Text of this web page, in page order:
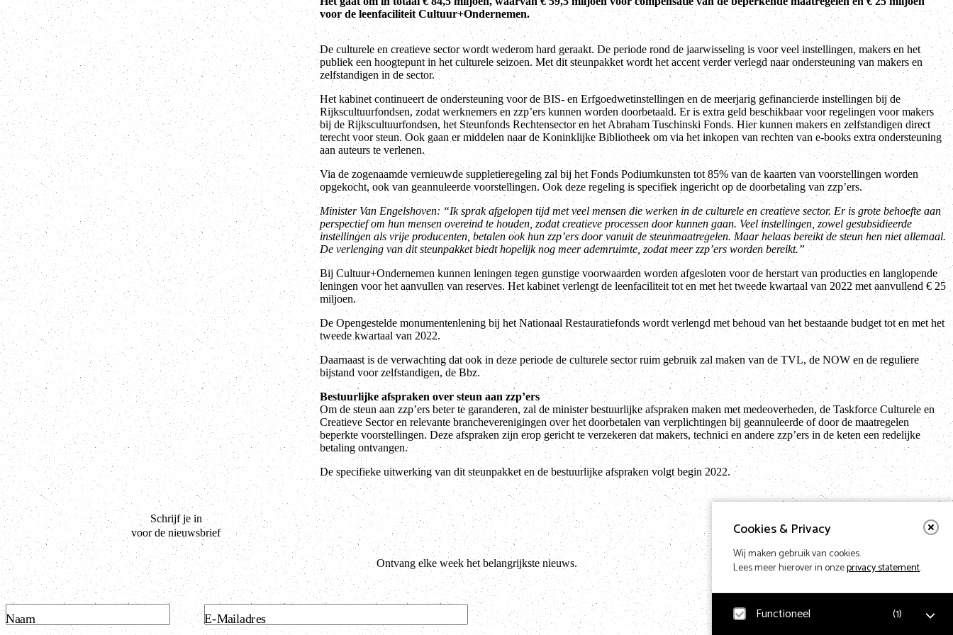
Cookies & Privacy
Wij maken gebruik van cookies.
Lees meer hierover in onzeprivacy statement.
Functioneel (1)
voor de leenfaciliteit Cultuur+Ondernemen.
De culturele en creatieve sector wordt wederom hard geraakt. De periode rond de jaarwisseling is voor veel instellingen, makers en het
publiek een hoogtepunt in het culturele seizoen. Met dit steunpakket wordt het accent verder verlegd naar ondersteuning van makers en
zelfstandigen in de sector.
Het kabinet continueert de ondersteuning voor de BIS- en Erfgoedwetinstellingen en de meerjarig gefinancierde instellingen bij de
Rijkscultuurfondsen, zodat werknemers en zzp’ers kunnen worden doorbetaald. Er is extra geld beschikbaar voor regelingen voor makers
bij de Rijkscultuurfondsen, het Steunfonds Rechtensector en het Abraham Tuschinski Fonds. Hier kunnen makers en zelfstandigen direct
terecht voor steun. Ook gaan er middelen naar de Koninklijke Bibliotheek om via het inkopen van rechten van e-books extra ondersteuning
aan auteurs te verlenen.
Via de zogenaamde vernieuwde suppletieregeling zal bij het Fonds Podiumkunsten tot 85% van de kaarten van voorstellingen worden
opgekocht, ook van geannuleerde voorstellingen. Ook deze regeling is specifiek ingericht op de doorbetaling van zzp’ers.
Minister Van Engelshoven: “Ik sprak afgelopen tijd met veel mensen die werken in de culturele en creatieve sector. Er is grote behoefte aan
perspectief om hun mensen overeind te houden, zodat creatieve processen door kunnen gaan. Veel instellingen, zowel gesubsidieerde
instellingen als vrije producenten, betalen ook hun zzp’ers door vanuit de steunmaatregelen. Maar helaas bereikt de steun hen niet allemaal.
De verlenging van dit steunpakket biedt hopelijk nog meer ademruimte, zodat meer zzp’ers worden bereikt.”
Bij Cultuur+Ondernemen kunnen leningen tegen gunstige voorwaarden worden afgesloten voor de herstart van producties en langlopende
leningen voor het aanvullen van reserves. Het kabinet verlengt de leenfaciliteit tot en met het tweede kwartaal van 2022 met aanvullend € 25
miljoen.
De Opengestelde monumentenlening bij het Nationaal Restauratiefonds wordt verlengd met behoud van het bestaande budget tot en met het
tweede kwartaal van 2022.
Daarnaast is de verwachting dat ook in deze periode de culturele sector ruim gebruik zal maken van de TVL, de NOW en de reguliere
bijstand voor zelfstandigen, de Bbz.
Bestuurlijke afspraken over steun aan zzp’ers
Om de steun aan zzp’ers beter te garanderen, zal de minister bestuurlijke afspraken maken met medeoverheden, de Taskforce Culturele en
Creatieve Sector en relevante brancheverenigingen over het doorbetalen van verplichtingen bij geannuleerde of door de maatregelen
beperkte voorstellingen. Deze afspraken zijn erop gericht te verzekeren dat makers, technici en andere zzp’ers in de keten een redelijke
betaling ontvangen.
De specifieke uitwerking van dit steunpakket en de bestuurlijke afspraken volgt begin 2022.
Schrijf je in
voor de nieuwsbrief
Ontvang elke week het belangrijkste nieuws.
Naam E-Mailadres